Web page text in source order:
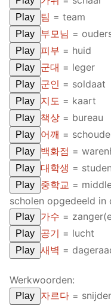
Play 팀 = team
Play 부모님 =
Play 피부 = huid
Play 군대 = leger
Play 군인 = soldaat
Play 지도 = kaart
Play 책상 = bureau
Play 어깨 =
Play 백화점 =
Play 대학생 =
Play 중학교 =
scholen opgedeeld
Play 가수 =
Play 공기 = lucht
Play 새벽 =
Werkwoorden:
Play 자르다 =